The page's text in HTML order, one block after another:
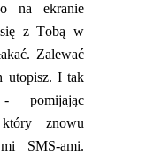
na ekranie
z Tobą w
Zalewać
utopisz. I tak
pomijając
znowu
SMS-ami.